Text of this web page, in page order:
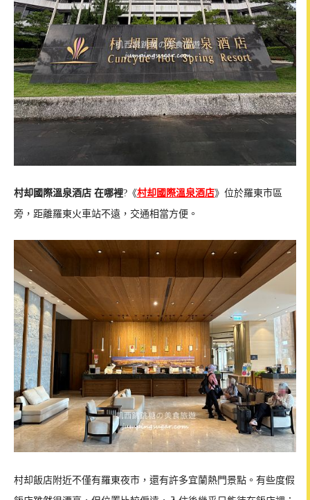
村却國際溫泉酒店 在哪裡?《村却國際溫泉酒店》位於羅東市區
旁，距離羅東火車站不遠，交通相當方便。
村却飯店附近不僅有羅東夜市，還有許多宜蘭熱門景點。有些度假